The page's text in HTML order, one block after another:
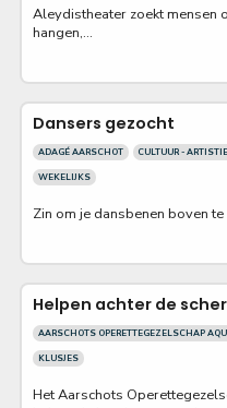
Aleydistheater zoekt mensen
hangen,...
Dansers gezocht
ADAGÉ AARSCHOT CULTUUR -
WEKELIJKS
Zin om je dansbenen boven te
Helpen achter de
AARSCHOTS OPERETTEGEZELSCHAP
KLUSJES
Het Aarschots